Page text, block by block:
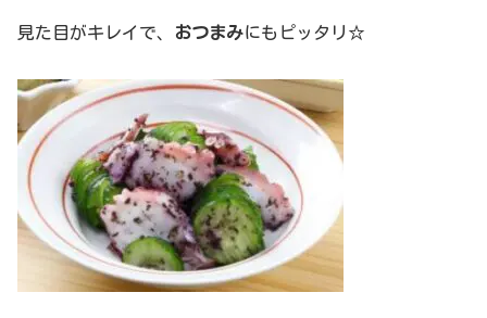
見た目がキレイで、 おつまみにもピッタリ☆